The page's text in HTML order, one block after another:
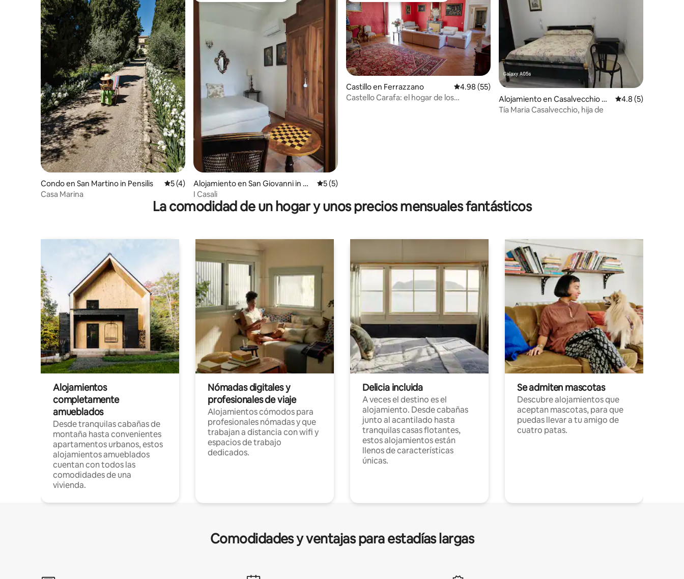
Condo en San Martino in Pensilis Calificación promedio: 5 de 5, 4 reseñas
5 (4)
Casa Marina
Alojamiento en San Giovanni in Ga
ldo
Calificación promedio: 5 de 5, 5 reseñas
5 (5)
I Casali
Castillo en Ferrazzano Calificación promedio: 4.98 de 5, 55 reseñas
4.98 (55)
Castello Carafa: el hogar de los
Alojamiento en Casalvecchio di
Puglia
Calificación
4.8 (5)
Tía Maria Casalvecchio, hija de
La comodidad de un hogar y unos precios mensuales fantásticos
Alojamientos
completamente
amueblados
Desde tranquilas cabañas de
montaña hasta convenientes
apartamentos urbanos, estos
alojamientos amueblados
cuentan con todos las
comodidades de una
vivienda.
Nómadas digitales y
profesionales de viaje
Alojamientos cómodos para
profesionales nómadas y que
trabajan a distancia con wifi y
espacios de trabajo
dedicados.
Delicia incluida
A veces el destino es el
alojamiento. Desde cabañas
junto al acantilado hasta
tranquilas casas flotantes,
estos alojamientos están
llenos de características
únicas.
Se admiten mascotas
Descubre alojamientos que
aceptan mascotas, para que
puedas llevar a tu amigo de
cuatro patas.
Comodidades y ventajas para estadías largas